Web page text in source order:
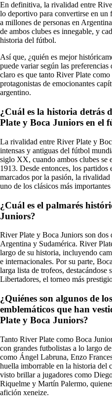
En definitiva, la rivalidad entre
lo deportivo para convertirse en
a millones de personas en
de ambos clubes es innegable, y
historia del fútbol.
Así que, ¿quién es mejor
puede variar según las
claro es que tanto River Plate
protagonistas de emocionantes
argentino.
¿Cuál es la historia detrás
Plate y Boca Juniors en el
La rivalidad entre River Plate y
intensas y antiguas del fútbol
siglo XX, cuando ambos clubes se
1913. Desde entonces, los
marcados por la pasión, la
uno de los clásicos más
¿Cuál es el palmarés
Juniors?
River Plate y Boca Juniors son dos
Argentina y Sudamérica. River
largo de su historia, incluyendo
e internacionales. Por su parte,
larga lista de trofeos, destacándose
Libertadores, el torneo más
¿Quiénes son algunos de
emblemáticos que han
Plate y Boca Juniors?
Tanto River Plate como Boca
con grandes futbolistas a lo largo
como Ángel Labruna, Enzo
huella imborrable en la historia del
visto brillar a jugadores como
Riquelme y Martín Palermo,
afición xeneize.